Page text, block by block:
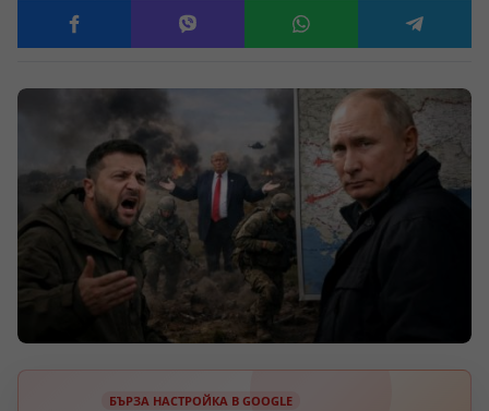
БЪРЗА НАСТРОЙКА В GOOGLE